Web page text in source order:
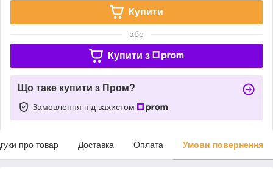
Купити
або
Купити з
Що таке купити з Пром?
Замовлення під захистом
про товар Доставка Оплата Умови повернення